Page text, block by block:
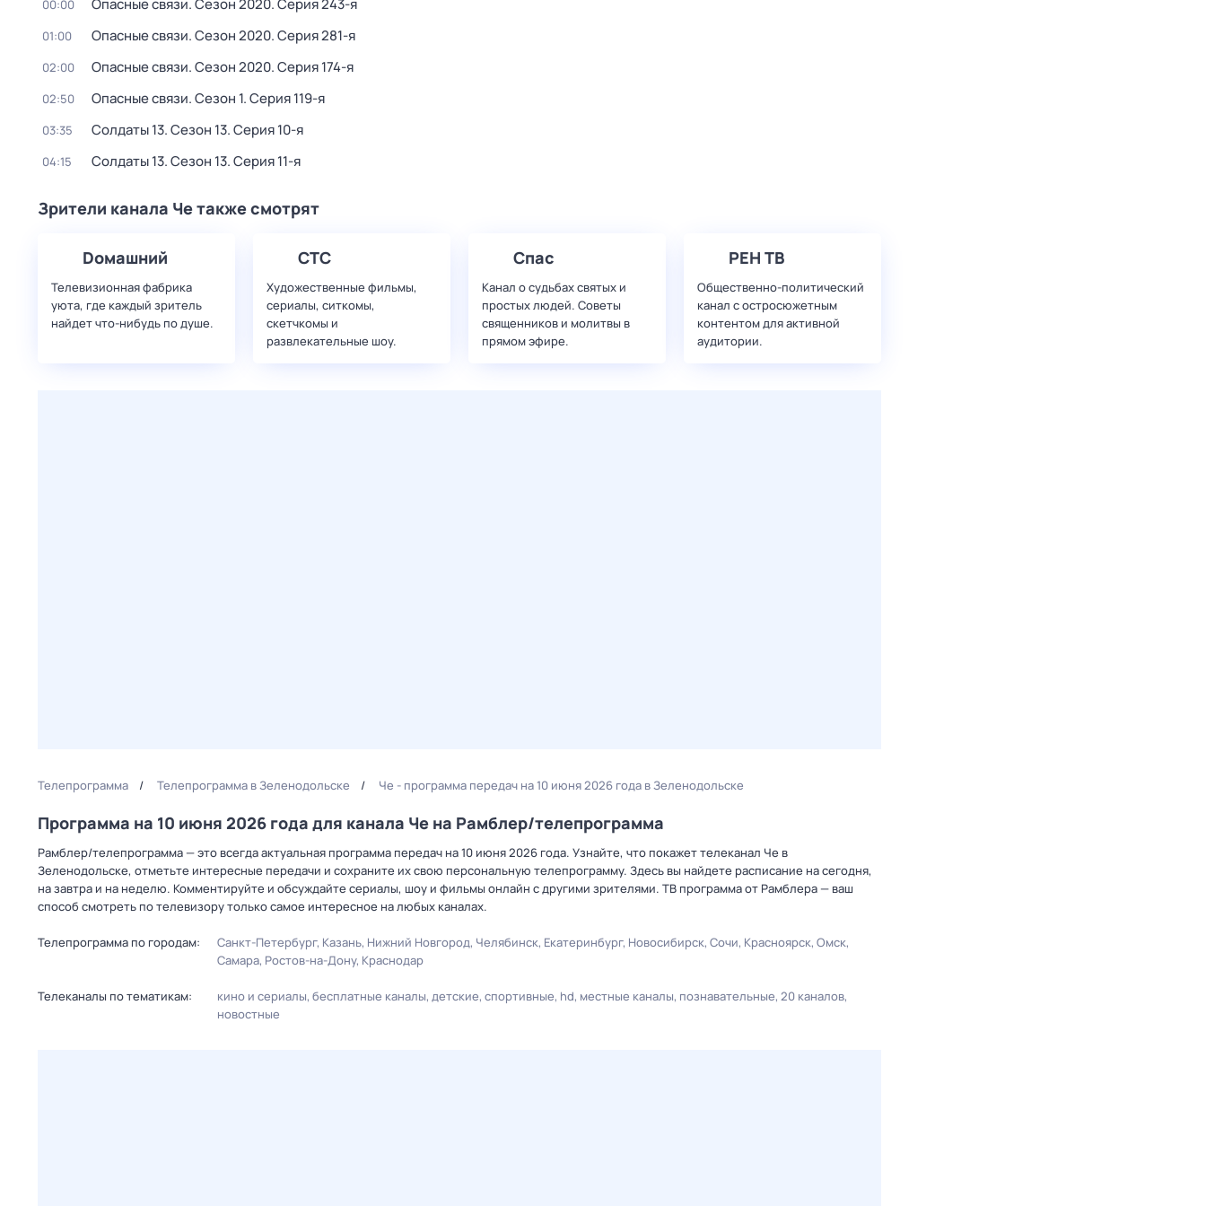
00:00 Опасные связи. Сезон 2020. Серия 243-я
01:00 Опасные связи. Сезон 2020. Серия 281-я
02:00 Опасные связи. Сезон 2020. Серия 174-я
02:50 Опасные связи. Сезон 1. Серия 119-я
03:35 Солдаты 13. Сезон 13. Серия 10-я
04:15 Солдаты 13. Сезон 13. Серия 11-я
Зрители канала Че также смотрят
Dомашний
Телевизионная фабрика
уюта, где каждый зритель
найдет что‑нибудь по душе.
СТС
Художественные фильмы,
сериалы, ситкомы,
скетчкомы и
развлекательные шоу.
Спас
Канал о судьбах святых и
простых людей. Советы
священников и молитвы в
прямом эфире.
РЕН ТВ
Общественно-политический
канал с остросюжетным
контентом для активной
аудитории.
Телепрограмма Телепрограмма в Зеленодольске Че - программа передач на 10 июня 2026 года в Зеленодольске
Программа на 10 июня 2026 года для канала Че на Рамблер/телепрограмма
Рамблер/телепрограмма — это всегда актуальная программа передач на 10 июня 2026 года. Узнайте, что покажет телеканал Че в
Зеленодольске, отметьте интересные передачи и сохраните их свою персональную телепрограмму. Здесь вы найдете расписание на сегодня,
на завтра и на неделю. Комментируйте и обсуждайте сериалы, шоу и фильмы онлайн с другими зрителями. ТВ программа от Рамблера — ваш
способ смотреть по телевизору только самое интересное на любых каналах.
Телепрограмма по городам: Санкт-Петербург Казань Нижний Новгород Челябинск Екатеринбург Новосибирск Сочи Красноярск Омск
Самара Ростов-на-Дону Краснодар
Телеканалы по тематикам: кино и сериалы бесплатные каналы детские спортивные hd местные каналы познавательные 20 каналов
новостные